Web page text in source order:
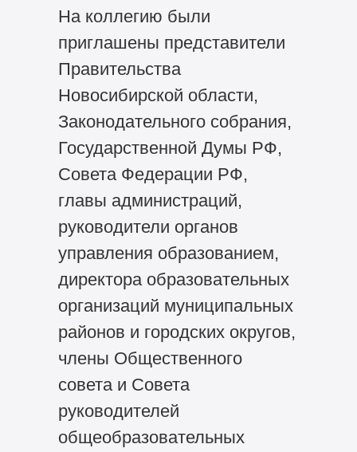
На коллегию были
приглашены представители
Правительства
Новосибирской области,
Законодательного собрания,
Государственной Думы РФ,
Совета Федерации РФ,
главы администраций,
руководители органов
управления образованием,
директора образовательных
организаций муниципальных
районов и городских округов,
члены Общественного
совета и Совета
руководителей
общеобразовательных